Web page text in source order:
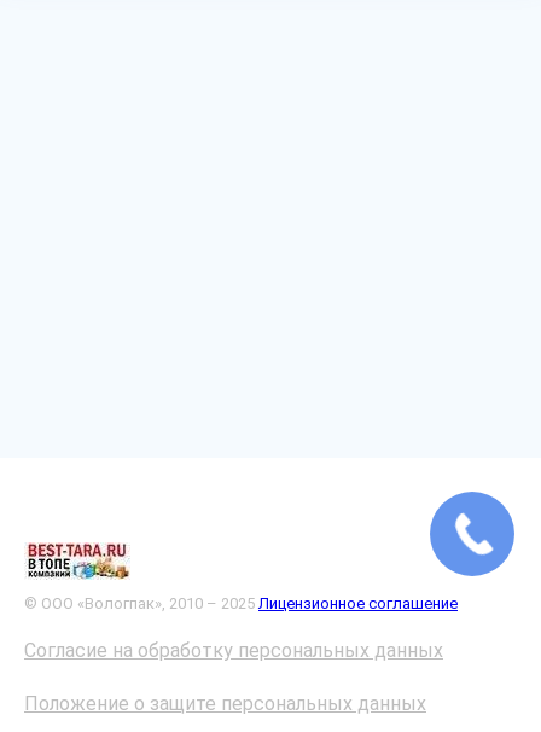
© ООО «Вологпак», 2010 – 2025 Лицензионное соглашение
Согласие на обработку персональных данных
Положение о защите персональных данных